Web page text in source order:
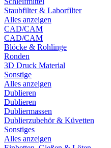
Staubfilter & Laborfilter
Alles anzeigen
CAD/CAM
CAD/CAM
Blöcke & Rohlinge
Ronden
3D Druck Material
Sonstige
Alles anzeigen
Dublieren
Dublieren
Dubliermassen
Dublierzubehör & Küvetten
Sonstiges
Alles anzeigen